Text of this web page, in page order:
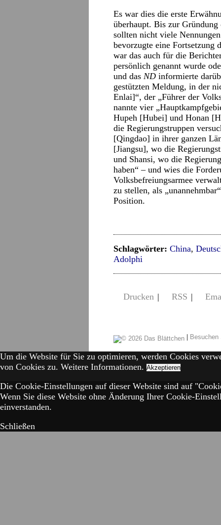
Es war dies die erste
überhaupt. Bis zur
sollten nicht viele
bevorzugte eine Fortsetzung
war das auch für die
persönlich genannt wurde
und das ND informierte
gestützten Meldung, in der
Enlai]“, der „Führer der
nannte vier
Hupeh [Hubei] und Honan
die Regierungstruppen
[Qingdao] in ihrer ganzen
[Jiangsu], wo die
und Shansi, wo die
haben“ – und wies die
Volksbefreiungsarmee
zu stellen, als
Position.
Schlagwörter: China,
Adolphi
Drucken | RSS |
|
Um die Website für Sie zu optimieren, werden Cookies
von Cookies zu. Weitere Informationen. Akzeptieren
Die Cookie-Einstellungen auf dieser Website sind auf
Wenn Sie diese Website ohne Änderung Ihrer Cookie-
einverstanden.
Schließen